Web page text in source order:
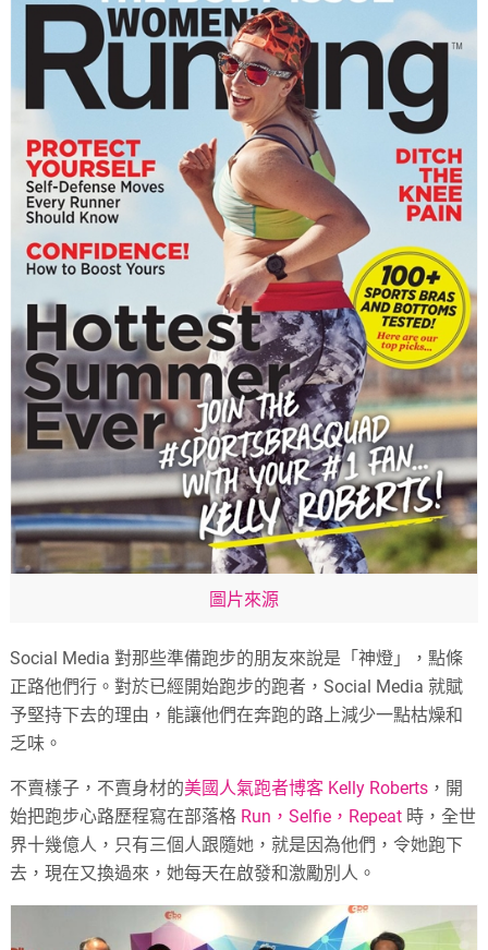
圖片來源
Social Media 對那些準備跑步的朋友來說是「神燈」，點條
正路他們行。對於已經開始跑步的跑者，Social Media 就賦
予堅持下去的理由，能讓他們在奔跑的路上減少一點枯燥和
乏味。
不賣樣子，不賣身材的美國人氣跑者博客 Kelly Roberts ，開
始把跑步心路歷程寫在部落格 Run，Selfie，Repeat 時，全世
界十幾億人，只有三個人跟隨她，就是因為他們，令她跑下
去，現在又換過來，她每天在啟發和激勵別人。